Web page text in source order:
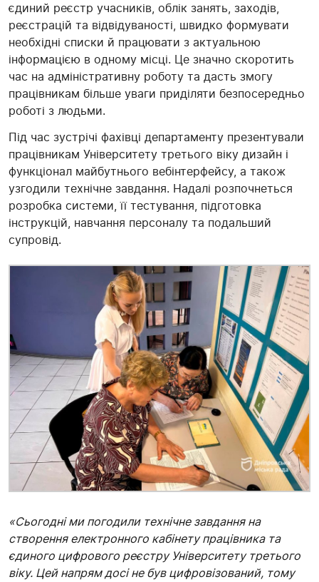
єдиний реєстр учасників, облік занять, заходів,
реєстрацій та відвідуваності, швидко формувати
необхідні списки й працювати з актуальною
інформацією в одному місці. Це значно скоротить
час на адміністративну роботу та дасть змогу
працівникам більше уваги приділяти безпосередньо
роботі з людьми.
Під час зустрічі фахівці департаменту презентували
працівникам Університету третього віку дизайн і
функціонал майбутнього вебінтерфейсу, а також
узгодили технічне завдання. Надалі розпочнеться
розробка системи, її тестування, підготовка
інструкцій, навчання персоналу та подальший
супровід.
«Сьогодні ми погодили технічне завдання на
створення електронного кабінету працівника та
єдиного цифрового реєстру Університету третього
віку. Цей напрям досі не був цифровізований, тому